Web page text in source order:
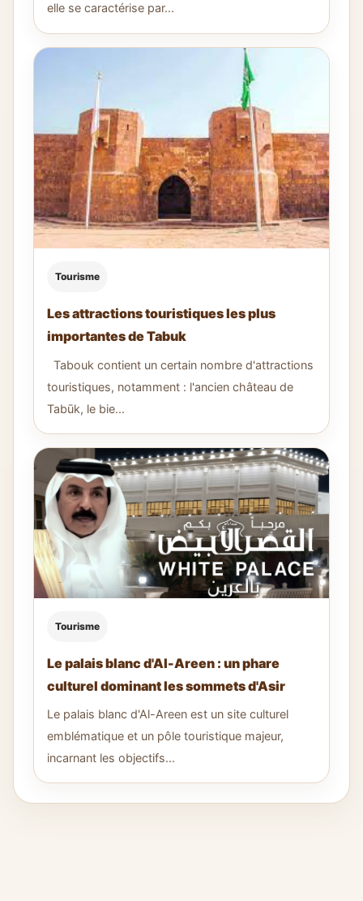
elle se caractérise par...
Tourisme
Les attractions touristiques les plus
importantes de Tabuk
Tabouk contient un certain nombre d'attractions
touristiques, notamment : l'ancien château de
Tabūk, le bie...
Tourisme
Le palais blanc d'Al-Areen : un phare
culturel dominant les sommets d'Asir
Le palais blanc d'Al-Areen est un site culturel
emblématique et un pôle touristique majeur,
incarnant les objectifs...